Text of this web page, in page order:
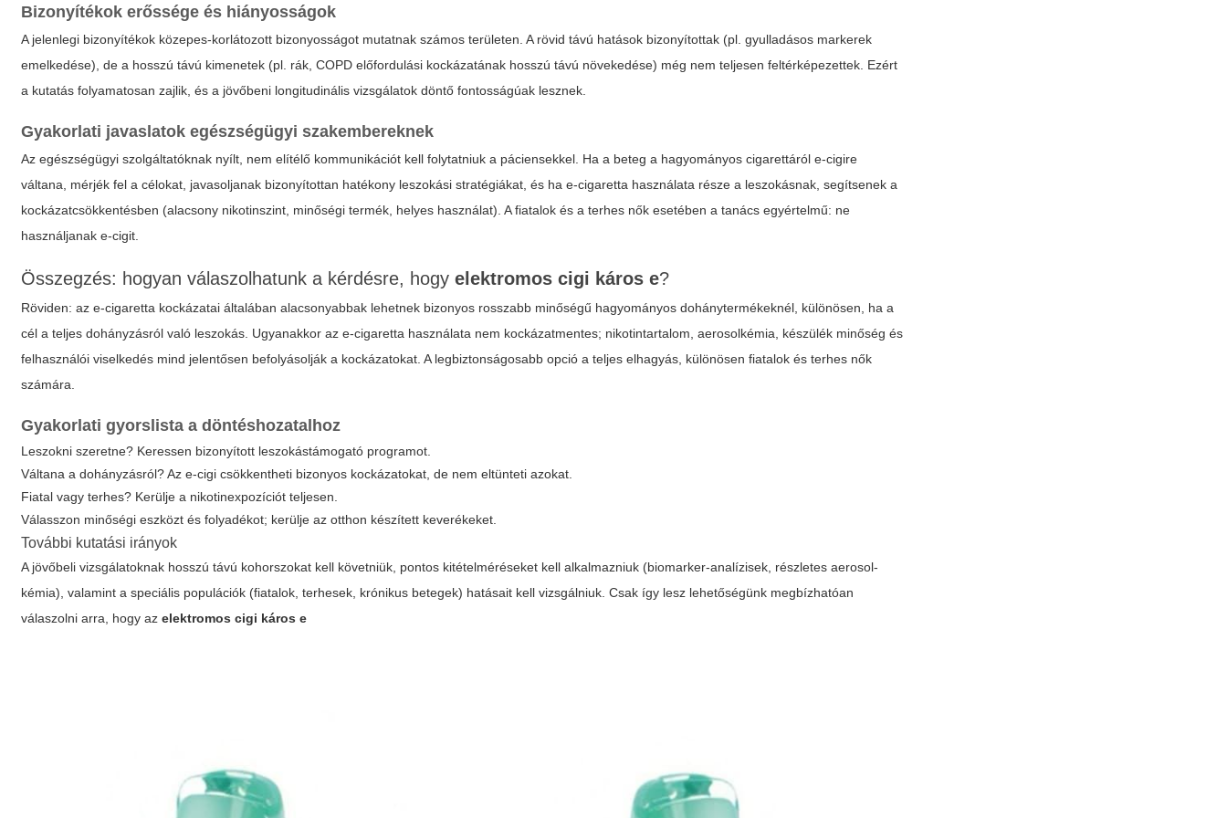
Bizonyítékok erőssége és hiányosságok
A jelenlegi bizonyítékok közepes-korlátozott bizonyosságot mutatnak számos területen. A rövid távú hatások bizonyítottak (pl. gyulladásos markerek
emelkedése), de a hosszú távú kimenetek (pl. rák, COPD előfordulási kockázatának hosszú távú növekedése) még nem teljesen feltérképezettek. Ezért
a kutatás folyamatosan zajlik, és a jövőbeni longitudinális vizsgálatok döntő fontosságúak lesznek.
Gyakorlati javaslatok egészségügyi szakembereknek
Az egészségügyi szolgáltatóknak nyílt, nem elítélő kommunikációt kell folytatniuk a páciensekkel. Ha a beteg a hagyományos cigarettáról e-cigire
váltana, mérjék fel a célokat, javasoljanak bizonyítottan hatékony leszokási stratégiákat, és ha e-cigaretta használata része a leszokásnak, segítsenek a
kockázatcsökkentésben (alacsony nikotinszint, minőségi termék, helyes használat). A fiatalok és a terhes nők esetében a tanács egyértelmű: ne
használjanak e-cigit.
Összegzés: hogyan válaszolhatunk a kérdésre, hogyelektromos cigi káros e?
Röviden: az e-cigaretta kockázatai általában alacsonyabbak lehetnek bizonyos rosszabb minőségű hagyományos dohánytermékeknél, különösen, ha a
cél a teljes dohányzásról való leszokás. Ugyanakkor az e-cigaretta használata nem kockázatmentes; nikotintartalom, aerosolkémia, készülék minőség és
felhasználói viselkedés mind jelentősen befolyásolják a kockázatokat. A legbiztonságosabb opció a teljes elhagyás, különösen fiatalok és terhes nők
számára.
Gyakorlati gyorslista a döntéshozatalhoz
Leszokni szeretne? Keressen bizonyított leszokástámogató programot.
Váltana a dohányzásról? Az e-cigi csökkentheti bizonyos kockázatokat, de nem eltünteti azokat.
Fiatal vagy terhes? Kerülje a nikotinexpozíciót teljesen.
Válasszon minőségi eszközt és folyadékot; kerülje az otthon készített keverékeket.
További kutatási irányok
A jövőbeli vizsgálatoknak hosszú távú kohorszokat kell követniük, pontos kitételméréseket kell alkalmazniuk (biomarker-analízisek, részletes aerosol-
kémia), valamint a speciális populációk (fiatalok, terhesek, krónikus betegek) hatásait kell vizsgálniuk. Csak így lesz lehetőségünk megbízhatóan
válaszolni arra, hogy azelektromos cigi káros e